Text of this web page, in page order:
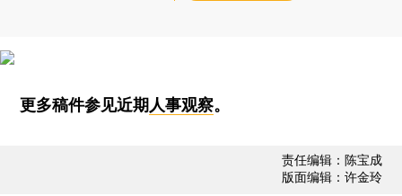
更多稿件参见近期 人事观察。
责任编辑：陈宝成
版面编辑：许金玲